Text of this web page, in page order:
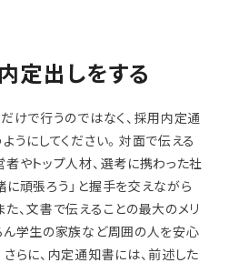
定出しをする
けで行うのではなく、採用内定通
うにしてください。対面で伝える
やトップ人材、選考に携わった社
に頑張ろう」と握手を交えながら
、文書で伝えることの最大のメリ
ん学生の家族など周囲の人を安心
らに、内定通知書には、前述した